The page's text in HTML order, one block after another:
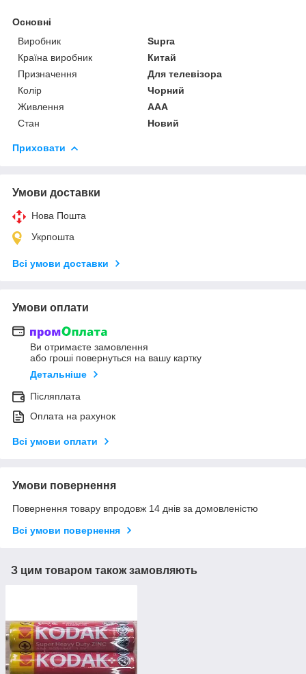
Основні
Виробник
Supra
Країна виробник
Китай
Призначення
Для телевізора
Колір
Чорний
Живлення
AAA
Стан
Новий
Приховати
Умови доставки
Нова Пошта
Укрпошта
Всі умови доставки
Умови оплати
Ви отримаєте замовлення
або гроші повернуться на вашу картку
Детальніше
Післяплата
Оплата на рахунок
Всі умови оплати
Умови повернення
Повернення товару впродовж 14 днів за домовленістю
Всі умови повернення
З цим товаром також замовляють